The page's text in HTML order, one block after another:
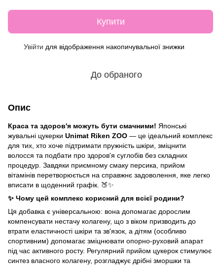
Купити
Увійти для відображення накопичувальної знижки
До обраного
Опис
Краса та здоров'я можуть бути смачними! Японські
жувальні цукерки Unimat Riken ZOO — це ідеальний комплекс
для тих, хто хоче підтримати пружність шкіри, зміцнити
волосся та подбати про здоров'я суглобів без складних
процедур. Завдяки приємному смаку персика, прийом
вітамінів перетворюється на справжнє задоволення, яке легко
вписати в щоденний графік. 🍑✨
✨ Чому цей комплекс корисний для всієї родини?
Ця добавка є універсальною: вона допомагає дорослим
компенсувати нестачу колагену, що з віком призводить до
втрати еластичності шкіри та зв'язок, а дітям (особливо
спортивним) допомагає зміцнювати опорно-руховий апарат
під час активного росту. Регулярний прийом цукерок стимулює
синтез власного колагену, розгладжує дрібні зморшки та